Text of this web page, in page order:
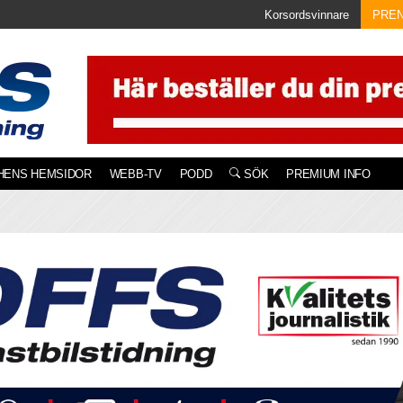
Korsordsvinnare
HEMSIDOR WEBB-TV PODD SÖK PREMIUM INFO